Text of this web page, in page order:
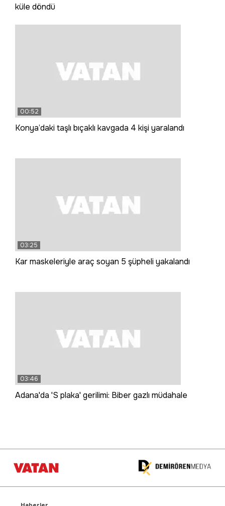
küle döndü
00:52
Konya’daki taşlı bıçaklı kavgada 4 kişi yaralandı
03:25
Kar maskeleriyle araç soyan 5 şüpheli yakalandı
03:46
Adana'da 'S plaka' gerilimi: Biber gazlı müdahale